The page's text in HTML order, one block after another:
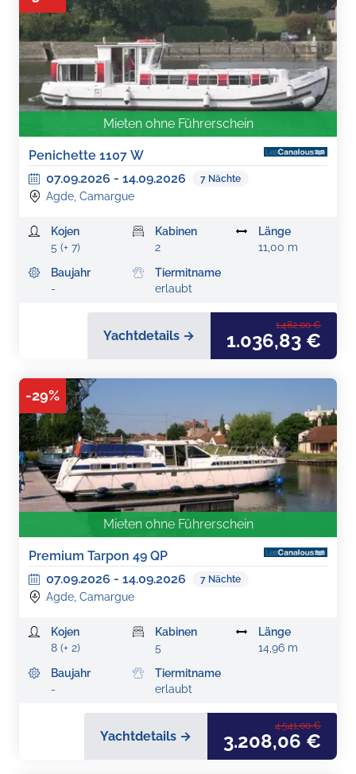
Mieten ohne Führerschein
Penichette 1107 W
07.09.2026 - 14.09.2026 7 Nächte
Agde, Camargue
Kojen
5 (+ 7)
Kabinen
2
Länge
11,00 m
Baujahr
-
Tiermitname
erlaubt
Yachtdetails →
1.482,00 €
1.036,83 €
-29%
Mieten ohne Führerschein
Premium Tarpon 49 QP
07.09.2026 - 14.09.2026 7 Nächte
Agde, Camargue
Kojen
8 (+ 2)
Kabinen
5
Länge
14,96 m
Baujahr
-
Tiermitname
erlaubt
Yachtdetails →
4.541,00 €
3.208,06 €